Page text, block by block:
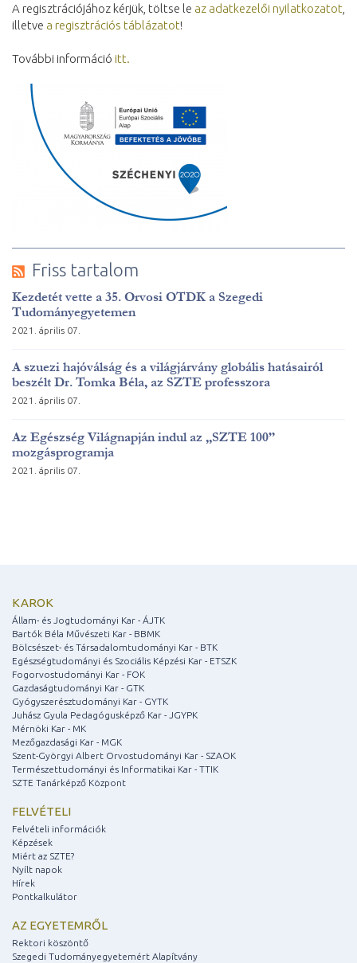
A regisztrációjához kérjük, töltse le az adatkezelői nyilatkozatot
illetve a regisztrációs táblázatot!
További információ itt.
Friss tartalom
Kezdetét vette a 35. Orvosi OTDK a Szegedi
Tudományegyetemen
2021. április 07.
A szuezi hajóválság és a világjárvány globális hatásairól
beszélt Dr. Tomka Béla, az SZTE professzora
2021. április 07.
Az Egészség Világnapján indul az „SZTE 100”
mozgásprogramja
2021. április 07.
KAROK
Állam- és Jogtudományi Kar - ÁJTK
Bartók Béla Művészeti Kar - BBMK
Bölcsészet- és Társadalomtudományi Kar - BTK
Egészségtudományi és Szociális Képzési Kar - ETSZK
Fogorvostudományi Kar - FOK
Gazdaságtudományi Kar - GTK
Gyógyszerésztudományi Kar - GYTK
Juhász Gyula Pedagógusképző Kar - JGYPK
Mérnöki Kar - MK
Mezőgazdasági Kar - MGK
Szent-Györgyi Albert Orvostudományi Kar - SZAOK
Természettudományi és Informatikai Kar - TTIK
SZTE Tanárképző Központ
FELVÉTELI
Felvételi információk
Képzések
Miért az SZTE?
Nyílt napok
Hírek
Pontkalkulátor
AZ EGYETEMRŐL
Rektori köszöntő
Szegedi Tudományegyetemért Alapítvány